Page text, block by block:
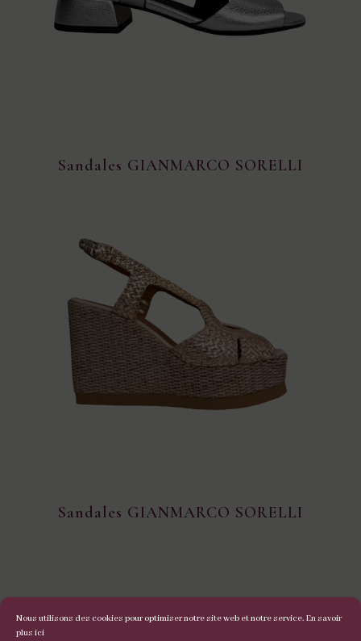
Nous utilisons des cookies pour optimiser notre site web et notre service. En savoir
plus ici
Sandales GIANMARCO SORELLI
Sandales GIANMARCO SORELLI